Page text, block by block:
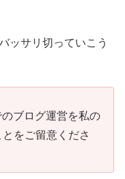
ッサリ切っていこう
ブログ運営を私の
をご留意くださ